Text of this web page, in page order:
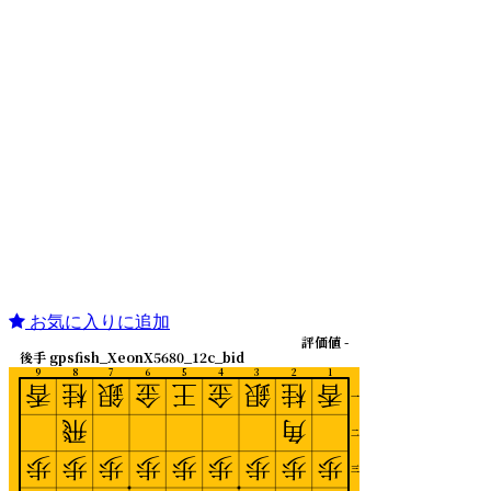
お気に入りに追加
1
2
3
4
5
6
7
8
9
一
二
三
後手 gpsfish_XeonX5680_12c_bid
評価値 -
香
歩
桂
角
歩
銀
歩
金
歩
王
歩
金
歩
銀
歩
桂
飛
歩
香
歩